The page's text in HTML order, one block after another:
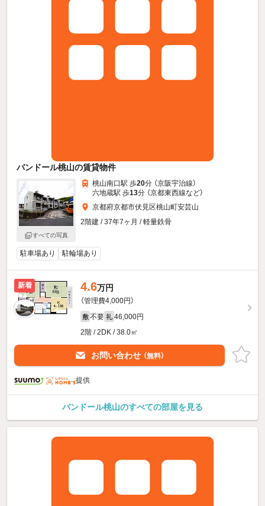
バンドール桃山の賃貸物件
すべての写真
桃山南口駅 歩20分 （京阪宇治線）
六地蔵駅 歩13分 （京都東西線など）
京都府京都市伏見区桃山町安芸山
2階建 / 37年7ヶ月 / 軽量鉄骨
駐車場あり 駐輪場あり
新着 4.6万円
（管理費4,000円）
敷 不要 礼 46,000円
2階 / 2DK / 38.0㎡
お問い合わせ （無料）
提供
バンドール桃山のすべての部屋を見る